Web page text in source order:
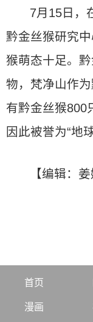
7月15日，
黔金丝猴研究
猴萌态十足。
物，梵净山作
有黔金丝猴800
因此被誉为“地
【编辑：姜
首页
漫画